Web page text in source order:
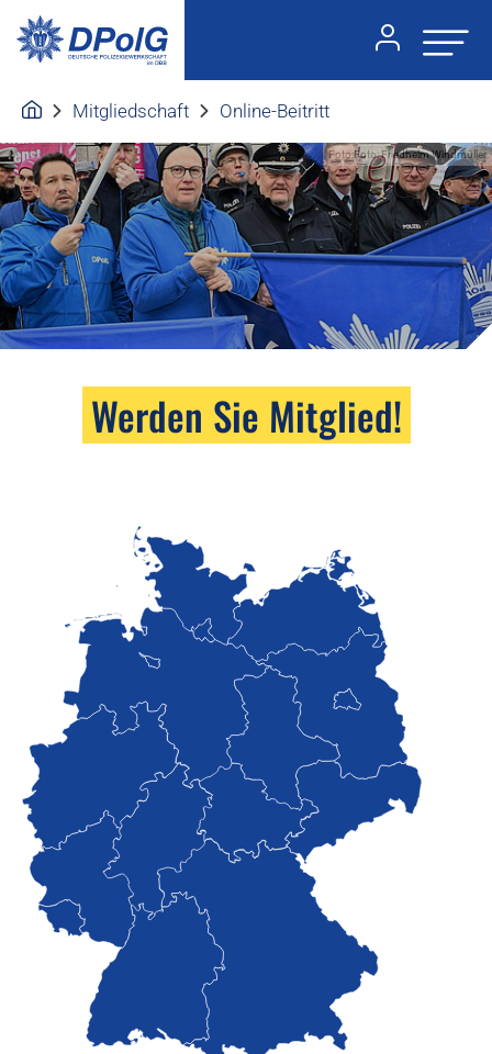
Mitgliedschaft Online-Beitritt
Foto:Foto: Friedhelm Windmüller
Werden Sie Mitglied!